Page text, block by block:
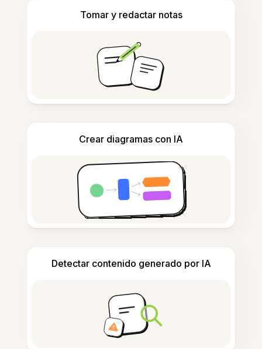
Tomar y redactar notas
Crear diagramas con IA
Detectar contenido generado por IA